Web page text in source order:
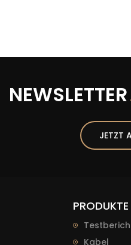
NEWSLETTER
JETZT
PRODUKTE
Kabel